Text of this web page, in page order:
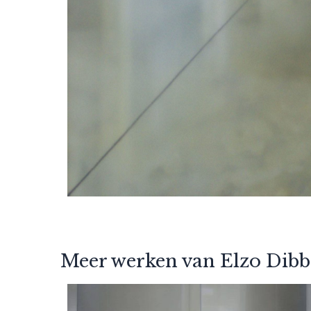
Meer werken van Elzo